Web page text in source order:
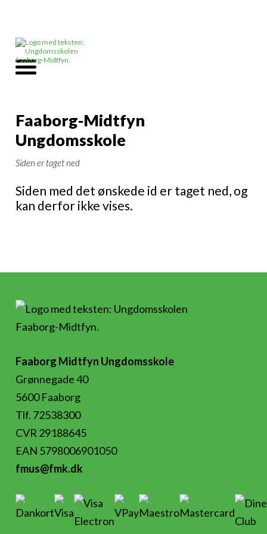
Faaborg-Midtfyn
Ungdomsskole
Siden er taget ned
Siden med det ønskede id er taget ned, og
kan derfor ikke vises.
Faaborg Midtfyn Ungdomsskole
Grønnegade 40
5600 Faaborg
Tlf. 72538300
CVR 29188645
EAN 5798006901050
fmus@fmk.dk